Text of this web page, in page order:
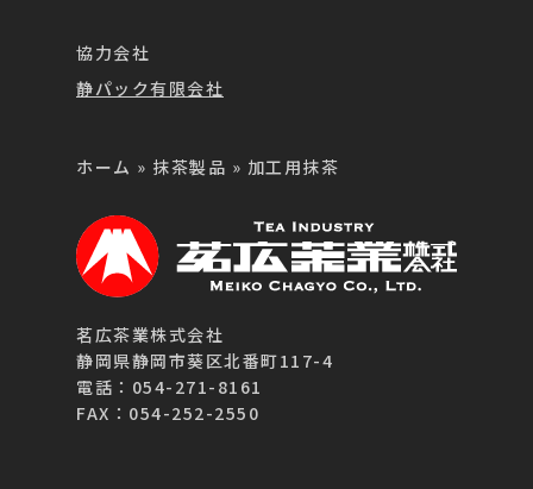
協力会社
静パック有限会社
ホーム » 抹茶製品 » 加工用抹茶
茗広茶業株式会社
静岡県静岡市葵区北番町117-4
電話：054-271-8161
FAX：054-252-2550